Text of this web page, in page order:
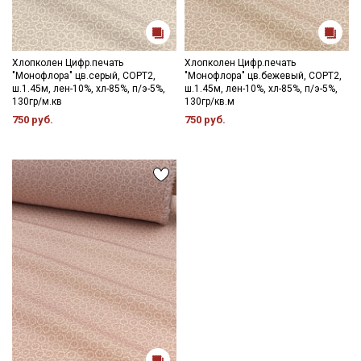
Хлопколен Цифр.печать
"Монофлора" цв.серый, СОРТ2,
ш.1.45м, лен-10%, хл-85%, п/э-5%,
130гр/м.кв
750 руб.
Хлопколен Цифр.печать
"Монофлора" цв.бежевый, СОРТ2,
ш.1.45м, лен-10%, хл-85%, п/э-5%,
130гр/кв.м
750 руб.
Секретная рассылка от Купава
Мы публикуем здесь дополнительные
промокоды и скидки до 30% на узкие
категории тканей
Электронная почта